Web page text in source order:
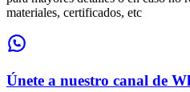
materiales, certificados, etc
Únete a nuestro canal de